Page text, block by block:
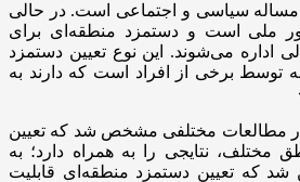
مساله سیاسی و اجتماعی است. در حالی
ملی است و دستمزد منطقه‌ای برای
اداره می‌شوند. این نوع تعیین دستمزد
توسط برخی از افراد است که دارند به
در مطالعات مختلفی مشخص شد که تعیین
مختلف، نتایجی را به همراه دارد؛ به
شد که تعیین دستمزد منطقه‌ای قابلیت